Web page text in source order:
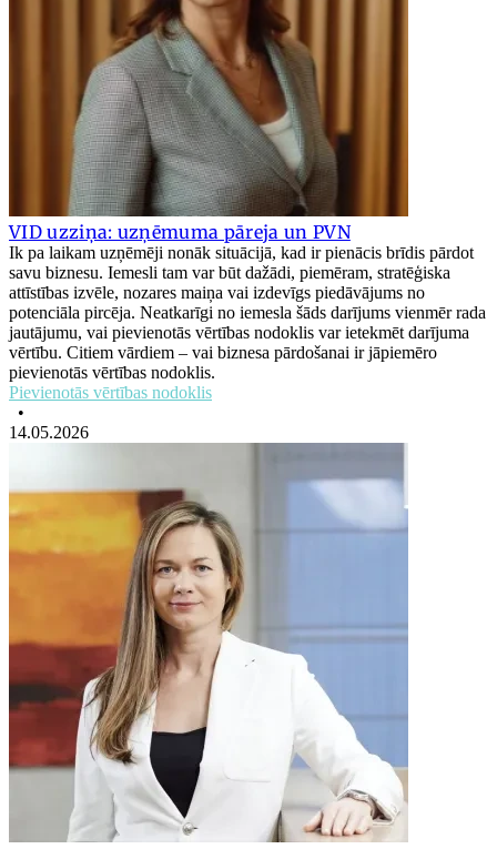
VID uzziņa: uzņēmuma pāreja un PVN
Ik pa laikam uzņēmēji nonāk situācijā, kad ir pienācis brīdis pārdot
savu biznesu. Iemesli tam var būt dažādi, piemēram, stratēģiska
attīstības izvēle, nozares maiņa vai izdevīgs piedāvājums no
potenciāla pircēja. Neatkarīgi no iemesla šāds darījums vienmēr rada
jautājumu, vai pievienotās vērtības nodoklis var ietekmēt darījuma
vērtību. Citiem vārdiem – vai biznesa pārdošanai ir jāpiemēro
pievienotās vērtības nodoklis.
Pievienotās vērtības nodoklis
•
14.05.2026